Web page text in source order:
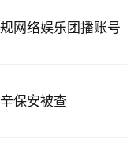
网络娱乐团播账号
保安被查